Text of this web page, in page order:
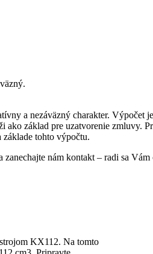
a nezáväzný charakter.
ako základ pre uzatvorenie
základe tohto výpočtu.
nám kontakt – radi sa Vám
KX112. Na tomto